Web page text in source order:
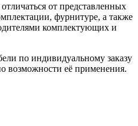
от представленных
фурнитуре, а также
комплектующих и
по индивидуальному заказу
возможности её применения.